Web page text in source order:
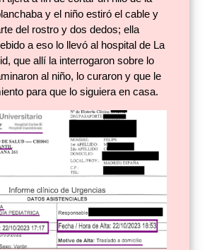
y el niño estiró el cable y
del rostro y dos dedos; ella
a eso lo llevó al hospital de La
que allí la interrogaron sobre lo
al niño, lo curaron y que le
para que lo siguiera en casa.